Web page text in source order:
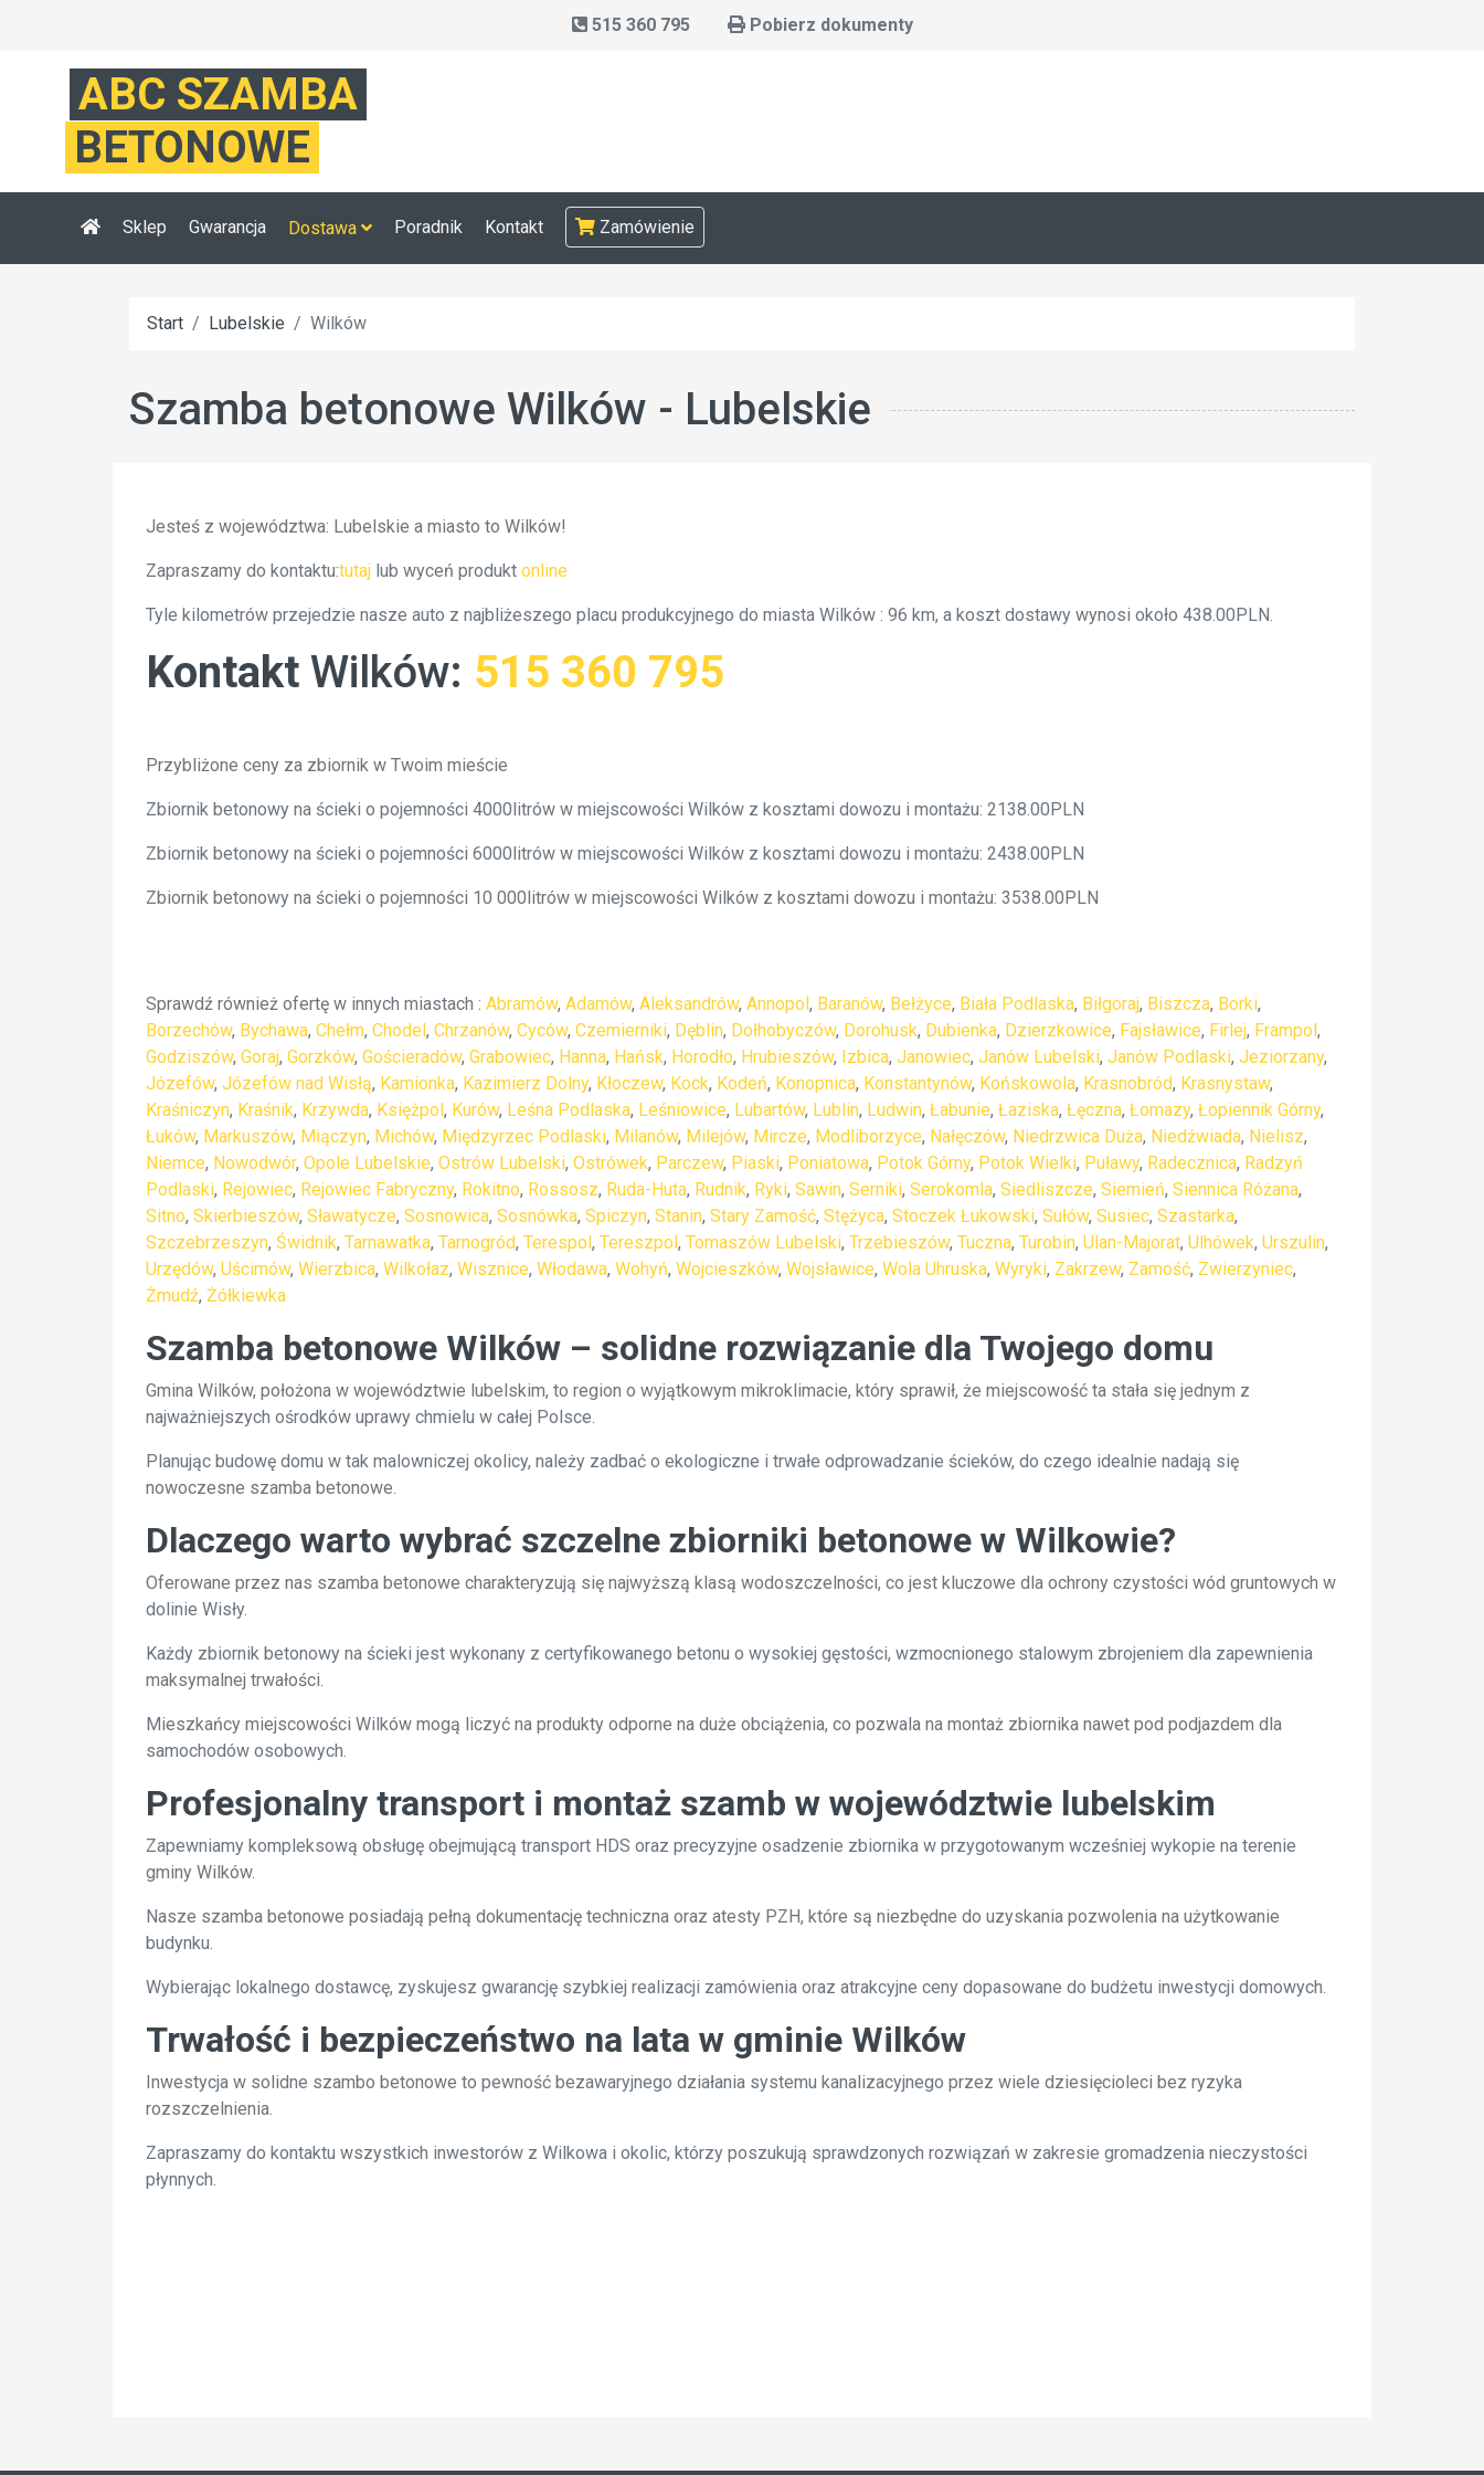
515 360 795 Pobierz dokumenty
ABC SZAMBA
BETONOWE
Sklep Gwarancja Dostawa Poradnik Kontakt Zamówienie
Start Lubelskie Wilków
Szamba betonowe Wilków - Lubelskie
Jesteś z województwa: Lubelskie a miasto to Wilków!
Zapraszamy do kontaktu:tutaj lub wyceń produkt online
Tyle kilometrów przejedzie nasze auto z najbliżeszego placu produkcyjnego do miasta Wilków : 96 km, a koszt dostawy wynosi około 438.00PLN.
Kontakt Wilków: 515 360 795
Przybliżone ceny za zbiornik w Twoim mieście
Zbiornik betonowy na ścieki o pojemności 4000litrów w miejscowości Wilków z kosztami dowozu i montażu: 2138.00PLN
Zbiornik betonowy na ścieki o pojemności 6000litrów w miejscowości Wilków z kosztami dowozu i montażu: 2438.00PLN
Zbiornik betonowy na ścieki o pojemności 10 000litrów w miejscowości Wilków z kosztami dowozu i montażu: 3538.00PLN
Sprawdź również ofertę w innych miastach : Abramów, Adamów, Aleksandrów, Annopol, Baranów, Bełżyce, Biała Podlaska, Biłgoraj, Biszcza, Borki,
Borzechów, Bychawa, Chełm, Chodel, Chrzanów, Cyców, Czemierniki, Dęblin, Dołhobyczów, Dorohusk, Dubienka, Dzierzkowice, Fajsławice, Firlej, Frampol,
Godziszów, Goraj, Gorzków, Gościeradów, Grabowiec, Hanna, Hańsk, Horodło, Hrubieszów, Izbica, Janowiec, Janów Lubelski, Janów Podlaski, Jeziorzany,
Józefów, Józefów nad Wisłą, Kamionka, Kazimierz Dolny, Kłoczew, Kock, Kodeń, Konopnica, Konstantynów, Końskowola, Krasnobród, Krasnystaw,
Kraśniczyn, Kraśnik, Krzywda, Księżpol, Kurów, Leśna Podlaska, Leśniowice, Lubartów, Lublin, Ludwin, Łabunie, Łaziska, Łęczna, Łomazy, Łopiennik Górny,
Łuków, Markuszów, Miączyn, Michów, Międzyrzec Podlaski, Milanów, Milejów, Mircze, Modliborzyce, Nałęczów, Niedrzwica Duża, Niedźwiada, Nielisz,
Niemce, Nowodwór, Opole Lubelskie, Ostrów Lubelski, Ostrówek, Parczew, Piaski, Poniatowa, Potok Górny, Potok Wielki, Puławy, Radecznica, Radzyń
Podlaski, Rejowiec, Rejowiec Fabryczny, Rokitno, Rossosz, Ruda-Huta, Rudnik, Ryki, Sawin, Serniki, Serokomla, Siedliszcze, Siemień, Siennica Różana,
Sitno, Skierbieszów, Sławatycze, Sosnowica, Sosnówka, Spiczyn, Stanin, Stary Zamość, Stężyca, Stoczek Łukowski, Sułów, Susiec, Szastarka,
Szczebrzeszyn, Świdnik, Tarnawatka, Tarnogród, Terespol, Tereszpol, Tomaszów Lubelski, Trzebieszów, Tuczna, Turobin, Ulan-Majorat, Ulhówek, Urszulin,
Urzędów, Uścimów, Wierzbica, Wilkołaz, Wisznice, Włodawa, Wohyń, Wojcieszków, Wojsławice, Wola Uhruska, Wyryki, Zakrzew, Zamość, Zwierzyniec,
Żmudź, Żółkiewka
Szamba betonowe Wilków – solidne rozwiązanie dla Twojego domu
Gmina Wilków, położona w województwie lubelskim, to region o wyjątkowym mikroklimacie, który sprawił, że miejscowość ta stała się jednym z
najważniejszych ośrodków uprawy chmielu w całej Polsce.
Planując budowę domu w tak malowniczej okolicy, należy zadbać o ekologiczne i trwałe odprowadzanie ścieków, do czego idealnie nadają się
nowoczesne szamba betonowe.
Dlaczego warto wybrać szczelne zbiorniki betonowe w Wilkowie?
Oferowane przez nas szamba betonowe charakteryzują się najwyższą klasą wodoszczelności, co jest kluczowe dla ochrony czystości wód gruntowych w
dolinie Wisły.
Każdy zbiornik betonowy na ścieki jest wykonany z certyfikowanego betonu o wysokiej gęstości, wzmocnionego stalowym zbrojeniem dla zapewnienia
maksymalnej trwałości.
Mieszkańcy miejscowości Wilków mogą liczyć na produkty odporne na duże obciążenia, co pozwala na montaż zbiornika nawet pod podjazdem dla
samochodów osobowych.
Profesjonalny transport i montaż szamb w województwie lubelskim
Zapewniamy kompleksową obsługę obejmującą transport HDS oraz precyzyjne osadzenie zbiornika w przygotowanym wcześniej wykopie na terenie
gminy Wilków.
Nasze szamba betonowe posiadają pełną dokumentację techniczna oraz atesty PZH, które są niezbędne do uzyskania pozwolenia na użytkowanie
budynku.
Wybierając lokalnego dostawcę, zyskujesz gwarancję szybkiej realizacji zamówienia oraz atrakcyjne ceny dopasowane do budżetu inwestycji domowych.
Trwałość i bezpieczeństwo na lata w gminie Wilków
Inwestycja w solidne szambo betonowe to pewność bezawaryjnego działania systemu kanalizacyjnego przez wiele dziesięcioleci bez ryzyka
rozszczelnienia.
Zapraszamy do kontaktu wszystkich inwestorów z Wilkowa i okolic, którzy poszukują sprawdzonych rozwiązań w zakresie gromadzenia nieczystości
płynnych.